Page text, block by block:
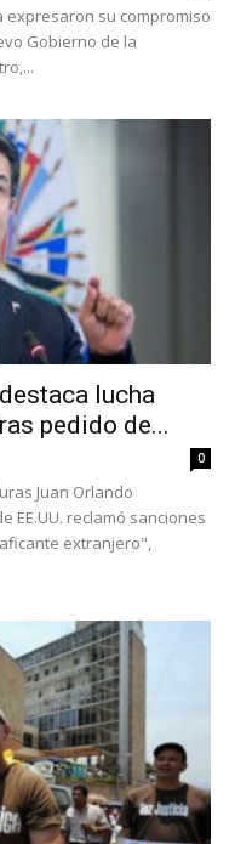
expresaron su compromiso
Gobierno de la
lucha
pedido de...
0
Juan Orlando
EE.UU. reclamó sanciones
extranjero",